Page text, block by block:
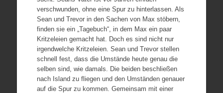
verschwunden, ohne eine Spur zu hinterlassen. Als
Sean und Trevor in den Sachen von Max stöbern,
finden sie ein „Tagebuch“, in dem Max ein paar
Kritzeleien gemacht hat. Doch es sind nicht nur
irgendwelche Kritzeleien. Sean und Trevor stellen
schnell fest, dass die Umstände heute genau die
selben sind, wie damals. Die beiden beschließen
nach Island zu fliegen und den Umständen genauer
auf die Spur zu kommen. Gemeinsam mit einer